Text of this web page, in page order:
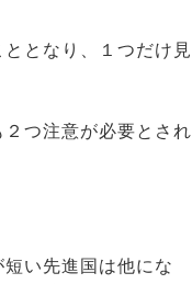
となり、１つだけ見
つ注意が必要とされ
い先進国は他にな